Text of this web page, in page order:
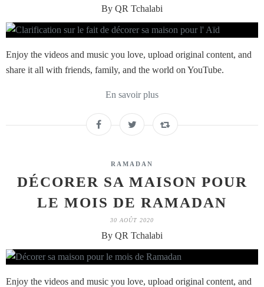
By QR Tchalabi
Enjoy the videos and music you love, upload original content, and
share it all with friends, family, and the world on YouTube.
En savoir plus
RAMADAN
DÉCORER SA MAISON POUR
LE MOIS DE RAMADAN
30 AOÛT 2020
By QR Tchalabi
Enjoy the videos and music you love, upload original content, and